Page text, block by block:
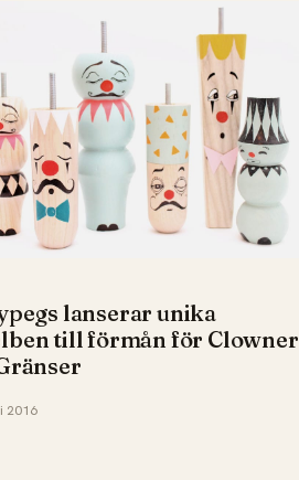
lanserar unika
till förmån för Clowner
2016